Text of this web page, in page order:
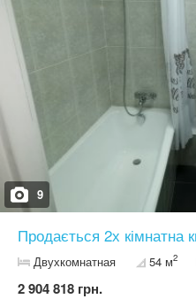
9
Продається 2х кімнатна
Двухкомнатная 54 м2
2 904 818 грн.